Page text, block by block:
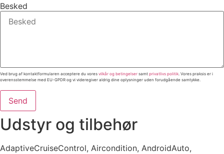
Besked
Ved brug af kontaktformularen acceptere du vores vilkår og betingelser samt privatlivs politik. Vores praksis er i
overensstemmelse med EU-GPDR og vi videregiver aldrig dine oplysninger uden forudgående samtykke.
Send
Udstyr og tilbehør
AdaptiveCruiseControl, Aircondition, AndroidAuto,